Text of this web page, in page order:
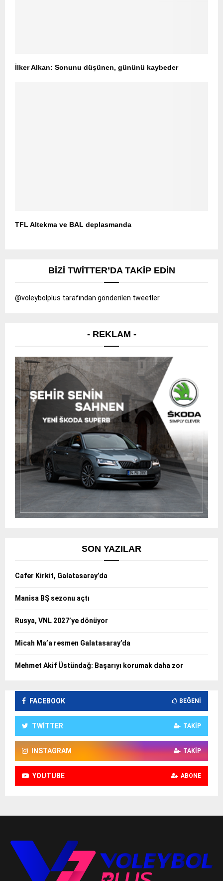
İlker Alkan: Sonunu düşünen, gününü kaybeder
TFL Altekma ve BAL deplasmanda
BIZI TWITTER’DA TAKIP EDIN
@voleybolplus tarafından gönderilen tweetler
- REKLAM -
SON YAZILAR
Cafer Kirkit, Galatasaray’da
Manisa BŞ sezonu açtı
Rusya, VNL 2027’ye dönüyor
Micah Ma’a resmen Galatasaray’da
Mehmet Akif Üstündağ: Başarıyı korumak daha zor
FACEBOOK BEĞENI
TWITTER TAKIP
INSTAGRAM TAKIP
YOUTUBE ABONE